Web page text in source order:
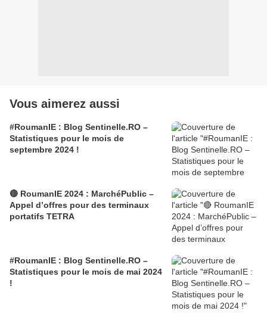
Vous aimerez aussi
#RoumanIE : Blog Sentinelle.RO –
Statistiques pour le mois de
septembre 2024 !
🔴 RoumanIE 2024 : MarchéPublic –
Appel d’offres pour des terminaux
portatifs TETRA
#RoumanIE : Blog Sentinelle.RO –
Statistiques pour le mois de mai 2024
!